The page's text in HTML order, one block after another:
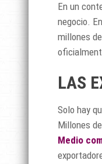
En un
negocio.
millones
LAS
Solo hay
Millones
Medio